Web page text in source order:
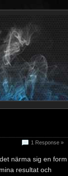
1 Response »
närma sig en form
resultat och